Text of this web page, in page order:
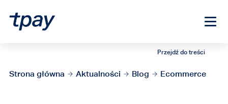
Przejdź do treści
Strona główna Aktualności Blog Ecommerce